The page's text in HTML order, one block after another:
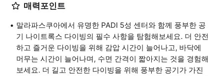
매력포인트
말라파스쿠아에서 유명한 PADI 5성 센터와 함께 풍부한 공
기 나이트록스 다이빙의 필수 사항을 탐험해보세요. 더 안전
하고 즐거운 다이빙을 위해 감압 시간이 늘어나고, 바닥에
머무는 시간이 늘어나며, 수면 간격이 짧아지는 것을 경험해
보세요. 더 길고 안전한 다이빙을 위해 풍부한 공기가 가진